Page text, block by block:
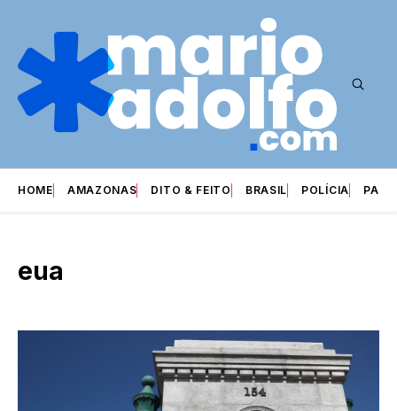
HOME AMAZONAS DITO & FEITO BRASIL POLÍCIA
eua